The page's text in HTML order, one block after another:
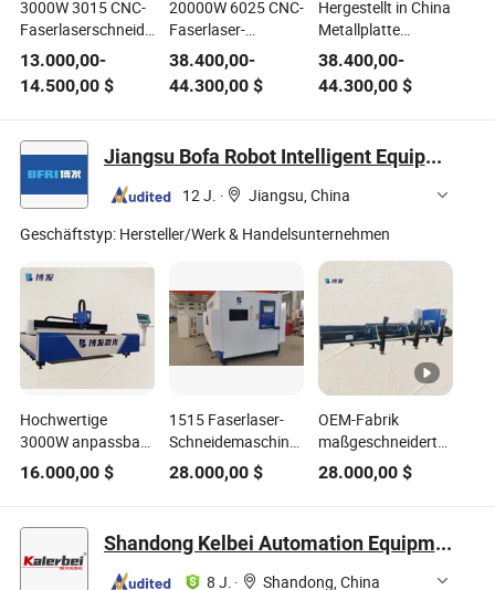
3000W 3015 CNC-
Faserlaserschneidemaschine
für die
Blechbearbeitung
von Edelstahl
13.000,00-
14.500,00 $
20000W 6025 CNC-
Faserlaser-
Schneidemaschine
Blechbearbeitung
von Edelstahl
38.400,00-
44.300,00$
Hergestellt in China
Metallplatte
Laserschneidmaschine
Edelstahl
Lasermaschine
38.400,00-
44.300,00$
Jiangsu Bofa Robot Intelligent Equipment Co., Ltd.
12 J. ·
Jiangsu, China
Geschäftstyp: Hersteller/Werk & Handelsunternehmen
Hochwertige
3000W anpassbare
Leistung 3015
Laserschneidemaschine
für die
Blechbearbeitung
16.000,00 $
1515 Faserlaser-
Schneidemaschine
6kw Vollständig
geschlossen, von
der FDA genehmigt
Verarbeitung von
Metallblechen
28.000,00$
OEM-Fabrik
maßgeschneiderte
6013 automatische
Lade- und Entlade-
Faserlaser-
für die
Metallrohrbearbeitung
28.000,00$
Shandong Kelbei Automation Equipment Co., Ltd.
8 J. ·
Shandong, China